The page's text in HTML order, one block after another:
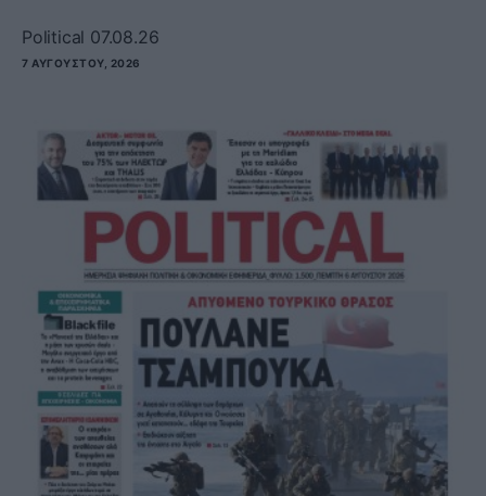
Political 07.08.26
7 ΑΥΓΟΎΣΤΟΥ, 2026